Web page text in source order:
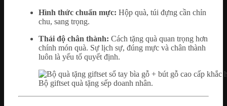
Hình thức chuẩn mực: Hộp quà, túi đựng cần chỉn
chu, sang trọng.
Thái độ chân thành: Cách tặng quà quan trọng hơn
chính món quà. Sự lịch sự, đúng mực và chân thành
luôn là yếu tố quyết định.
Bộ giftset quà tặng sếp doanh nhân.